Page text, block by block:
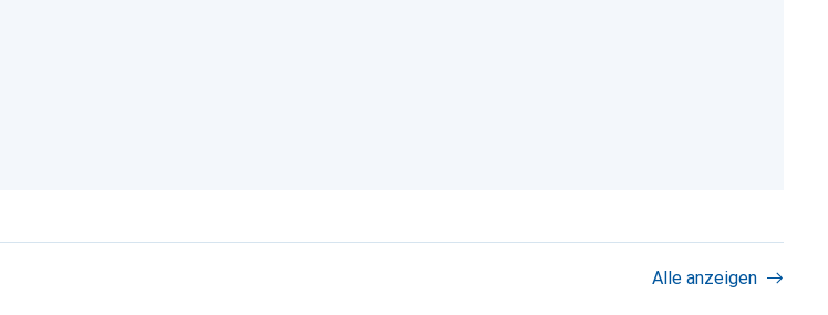
Alle anzeigen